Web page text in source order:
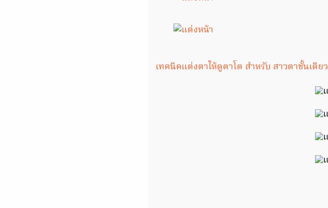
เทคนิคแต่งตาให้ดูตาโต สำหรับ สาวตาชั้นเดีย